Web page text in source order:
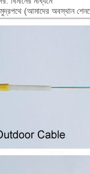
(আমাদের অবস্থান